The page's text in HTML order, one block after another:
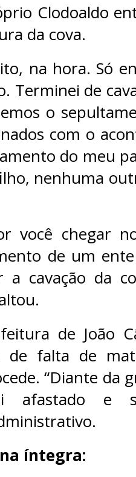
Clodoaldo
da cova.
na hora. Só
Terminei de
o
com o
do meu
nenhuma
você chegar
de um
a cavação da
de João
de falta de
“Diante da
afastado e
íntegra: